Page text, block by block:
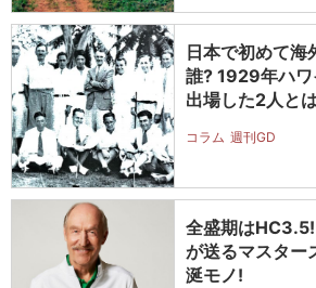
日本で初めて海
誰? 1929年ハ
出場した2人と
コラム 週刊GD
全盛期は
が送るマスター
涎モノ!